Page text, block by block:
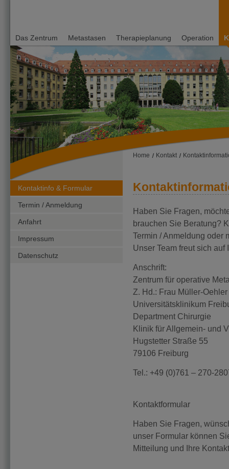
Das Zentrum
Metastasen Therapieplanung Operation
Zentrum für
chirurgische
Metastasen-
Therapie
Universitätsklinik
Freiburg
Home Kontakt
Kontaktinfo & Formular
Termin / Anmeldung
Anfahrt
Impressum
Datenschutz
Haben Sie Fragen,
brauchen Sie Beratung?
Termin / Anmeldung oder
Unser Team freut sich auf
Anschrift:
Zentrum für operative
Z. Hd.: Frau Müller-Oehler
Universitätsklinikum
Department Chirurgie
Klinik für Allgemein- und
Hugstetter Straße 55
79106 Freiburg
Tel.: +49 (0)761 – 270-
Kontaktformular
Haben Sie Fragen,
unser Formular können
Mitteilung und Ihre